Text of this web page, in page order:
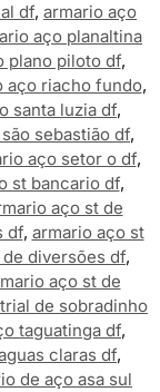
df, armario aço
aço planaltina
plano piloto df,
aço riacho fundo,
santa luzia df,
sebastião df,
aço setor o df,
st bancario df,
aço st de
df, armario aço st
diversões df,
aço st de
de sobradinho
taguatinga df,
claras df,
de aço asa sul